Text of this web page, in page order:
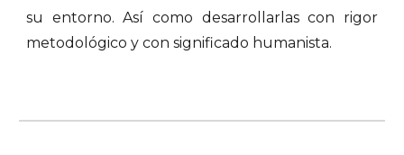
su entorno. Así como desarrollarlas con rigor
metodológico y con significado humanista.